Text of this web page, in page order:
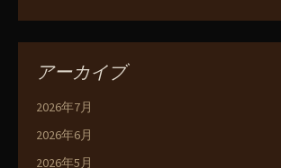
アーカイブ
2026年7月
2026年6月
2026年5月